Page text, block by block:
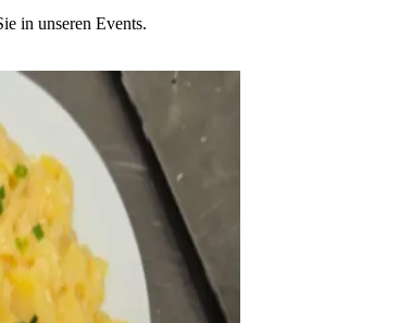
in unseren Events.